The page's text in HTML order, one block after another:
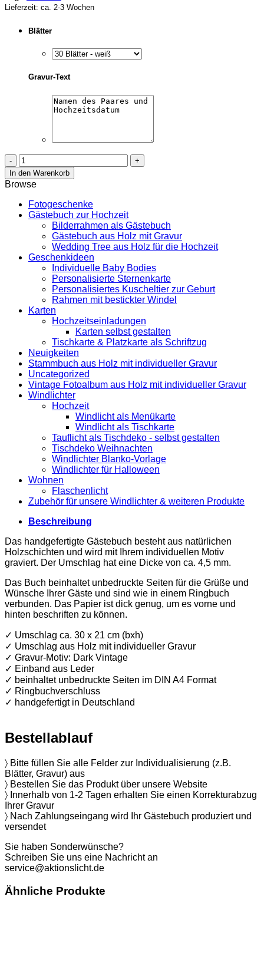
Lieferzeit: ca. 2-3 Wochen
Blätter
Gravur-Text
Gästebuch
Hochzeit
aus
Holz
mit
Gravur
Vintage
Menge
In den Warenkorb
Browse
Fotogeschenke
Gästebuch zur Hochzeit
Bilderrahmen als Gästebuch
Gästebuch aus Holz mit Gravur
Wedding Tree aus Holz für die Hochzeit
Geschenkideen
Individuelle Baby Bodies
Personalisierte Sternenkarte
Personalisiertes Kuscheltier zur Geburt
Rahmen mit bestickter Windel
Karten
Hochzeitseinladungen
Karten selbst gestalten
Tischkarte & Platzkarte als Schriftzug
Neuigkeiten
Stammbuch aus Holz mit individueller Gravur
Uncategorized
Vintage Fotoalbum aus Holz mit individueller Gravur
Windlichter
Hochzeit
Windlicht als Menükarte
Windlicht als Tischkarte
Tauflicht als Tischdeko - selbst gestalten
Tischdeko Weihnachten
Windlichter Blanko-Vorlage
Windlichter für Halloween
Wohnen
Flaschenlicht
Zubehör für unsere Windlichter & weiteren Produkte
Beschreibung
Das handgefertigte Gästebuch besteht aus natürlichen
Holzschichten und wird mit Ihrem individuellen Motiv
graviert. Der Umschlag hat eine Dicke von ca. 4,5 mm.
Das Buch beinhaltet unbedruckte Seiten für die Grüße und
Wünsche Ihrer Gäste und sind wie in einem Ringbuch
verbunden. Das Papier ist dick genug, um es vorne und
hinten beschriften zu können.
✓ Umschlag ca. 30 x 21 cm (bxh)
✓ Umschlag aus Holz mit individueller Gravur
✓ Gravur-Motiv: Dark Vintage
✓ Einband aus Leder
✓ beinhaltet unbedruckte Seiten im DIN A4 Format
✓ Ringbuchverschluss
✓ handgefertigt in Deutschland
Bestellablauf
〉 Bitte füllen Sie alle Felder zur Individualisierung (z.B.
Blätter, Gravur) aus
〉 Bestellen Sie das Produkt über unsere Website
〉 Innerhalb von 1-2 Tagen erhalten Sie einen Korrekturabzug
Ihrer Gravur
〉 Nach Zahlungseingang wird Ihr Gästebuch produziert und
versendet
Sie haben Sonderwünsche?
Schreiben Sie uns eine Nachricht an
service@aktionslicht.de
Ähnliche Produkte